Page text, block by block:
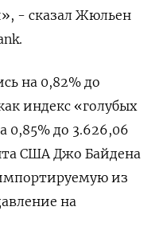
- сказал Жюльен
на 0,82% до
индекс «голубых
0,85% до 3.626,06
США Джо Байдена
из
на